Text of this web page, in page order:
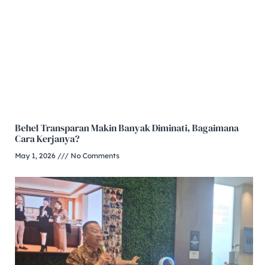
Behel Transparan Makin Banyak Diminati, Bagaimana
Cara Kerjanya?
May 1, 2026 No Comments